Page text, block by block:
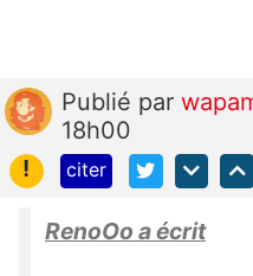
Publié par
18h00
!
citer
RenoOo a écrit